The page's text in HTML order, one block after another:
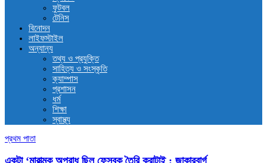
ফুটবল
টেনিস
বিনোদন
লাইফস্টাইল
অন্যান্য
তথ্য ও প্রযুক্তি
সাহিত্য ও সংস্কৃতি
ক্যাম্পাস
প্রশাসন
ধর্ম
শিক্ষা
স্বাস্থ্য
প্রথম পাতা
একটা ‘মারাত্মক অপরাধ ছিল ফেসবুক তৈরি করাটাই : জাকারবার্গ